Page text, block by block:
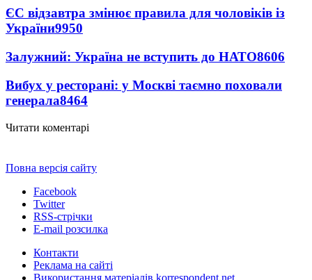
ЄС відзавтра змінює правила для чоловіків із
України9950
Залужний: Україна не вступить до НАТО8606
Вибух у ресторані: у Москві таємно поховали
генерала8464
Читати коментарі
Повна версія сайту
Facebook
Twitter
RSS-стрічки
E-mail розсилка
Контакти
Реклама на сайті
Використання матеріалів korrespondent.net